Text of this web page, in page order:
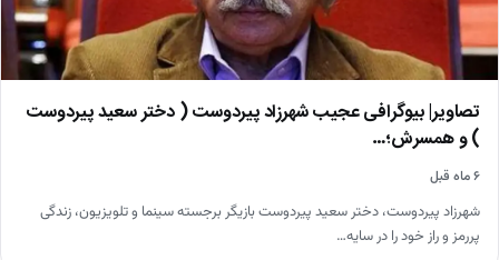
تصاویر| بیوگرافی عجیب شهرزاد پیردوست ( دختر سعید پیردوست
) و همسرش؛…
۶ ماه قبل
شهرزاد پیردوست، دختر سعید پیردوست بازیگر برجسته سینما و تلویزیون، زندگی
پررمز و راز خود را در سایه…